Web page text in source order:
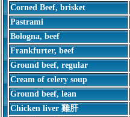
Corned Beef, brisket
Pastrami
Bologna, beef
Frankfurter, beef
Ground beef, regular
Cream of celery soup
Ground beef, lean
Chicken liver 雞肝